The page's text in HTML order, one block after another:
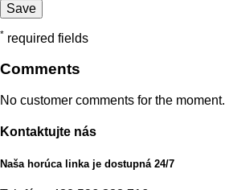
* required fields
Comments
No customer comments for the moment.
Kontaktujte nás
Naša horúca linka je dostupná 24/7